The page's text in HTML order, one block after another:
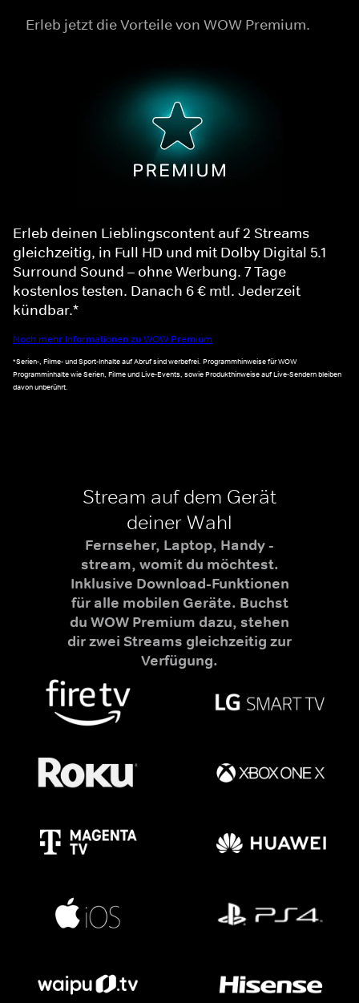
Erleb jetzt die Vorteile von WOW Premium.
Erleb deinen Lieblingscontent auf 2 Streams
gleichzeitig, in Full HD und mit Dolby Digital 5.1
Surround Sound – ohne Werbung. 7 Tage
kostenlos testen. Danach 6 € mtl. Jederzeit
kündbar.*
Noch mehr Informationen zu WOW Premium
*Serien-, Filme- und Sport-Inhalte auf Abruf sind werbefrei. Programmhinweise für WOW
Programminhalte wie Serien, Filme und Live-Events, sowie Produkthinweise auf Live-Sendern bleiben
davon unberührt.
Stream auf dem Gerät
deiner Wahl
Fernseher, Laptop, Handy -
stream, womit du möchtest.
Inklusive Download-Funktionen
für alle mobilen Geräte. Buchst
du WOW Premium dazu, stehen
dir zwei Streams gleichzeitig zur
Verfügung.